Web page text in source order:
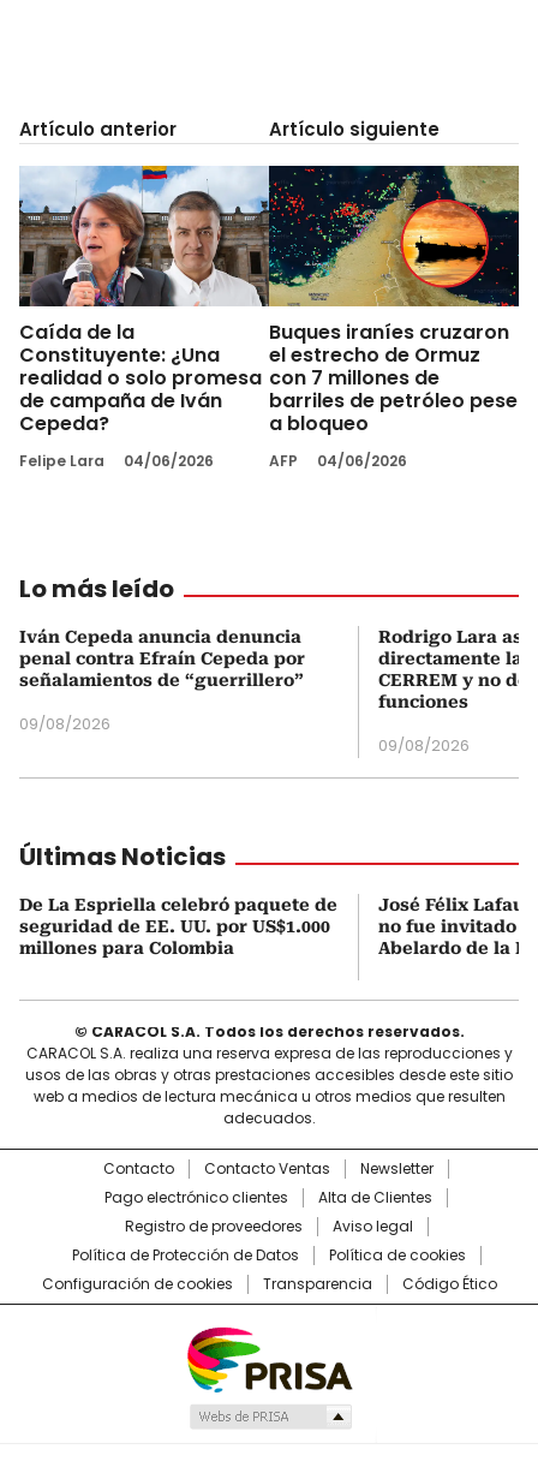
Artículo anterior
Caída de la
Constituyente: ¿Una
realidad o solo promesa
de campaña de Iván
Cepeda?
Felipe Lara 04/06/2026
Artículo siguiente
Buques iraníes cruzaron
el estrecho de Ormuz
con 7 millones de
barriles de petróleo pese
a bloqueo
AFP 04/06/2026
Lo más leído
Iván Cepeda anuncia denuncia
penal contra Efraín Cepeda por
señalamientos de “guerrillero”
09/08/2026
Rodrigo Lara
directamente la
CERREM y no
funciones
09/08/2026
Últimas Noticias
De La Espriella celebró paquete de
seguridad de EE. UU. por US$1.000
millones para Colombia
José Félix
no fue invitado a
Abelardo de la
© CARACOL S.A. Todos los derechos reservados.
CARACOL S.A. realiza una reserva expresa de las reproducciones y
usos de las obras y otras prestaciones accesibles desde este sitio
web a medios de lectura mecánica u otros medios que resulten
adecuados.
Contacto Contacto Ventas
Newsletter
Pago electrónico clientes
Alta de Clientes
Registro de proveedores
Aviso legal
Política de Protección de Datos
Política de cookies
Configuración de cookies
Transparencia Código Ético